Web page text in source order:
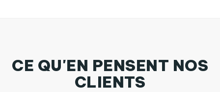
CE QU'EN PENSENT NOS
CLIENTS